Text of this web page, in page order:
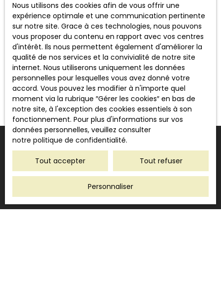
Réaliser un DPE à Caen est une étape cruciale pour
vendre ou louer votre logement en toute
conformité. Comprendre les enjeux du DPE, les
étapes à suivre et les obligations légales est
essentiel pour mener à bien votre projet. Pour un
accompagnement personnalisé et une expertise
locale, contactez Le Comptoir de l'Immobilier Caen
au 02 31 91 20 23. Nous sommes là pour vous aider à
chaque étape de votre projet immobilier à Caen &
ses environs.
Nous utilisons des cookies afin de vous offrir une
expérience optimale et une communication pertinente
sur notre site. Grace à ces technologies, nous pouvons
vous proposer du contenu en rapport avec vos centres
d'intérêt. Ils nous permettent également d'améliorer la
qualité de nos services et la convivialité de notre site
internet. Nous utiliserons uniquement les données
personnelles pour lesquelles vous avez donné votre
accord. Vous pouvez les modifier à n'importe quel
moment via la rubrique ″Gérer les cookies″ en bas de
notre site, à l'exception des cookies essentiels à son
fonctionnement. Pour plus d'informations sur vos
données personnelles, veuillez consulter
notre politique de confidentialité.
Tout accepter Tout refuser
Personnaliser